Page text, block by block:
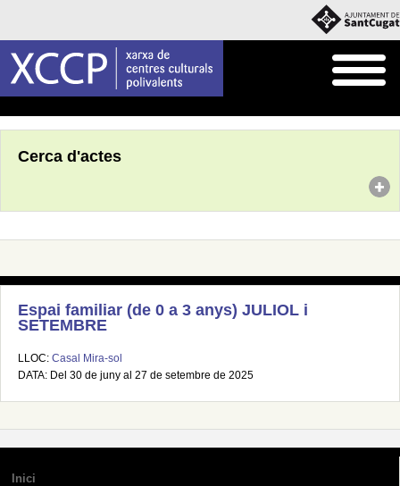
Cerca d'actes
Espai familiar (de 0 a 3 anys) JULIOL i
SETEMBRE
LLOC: Casal Mira-sol
DATA: Del 30 de juny al 27 de setembre de 2025
Inici